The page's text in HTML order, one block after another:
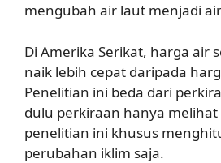
mengubah air laut menjadi
Di Amerika Serikat, harga air
naik lebih cepat daripada
Penelitian ini beda dari
dulu perkiraan hanya
penelitian ini khusus
perubahan iklim saja.